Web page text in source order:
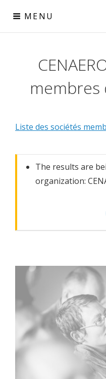
content
MENU
membres
Liste des sociétés
The results are
organization: